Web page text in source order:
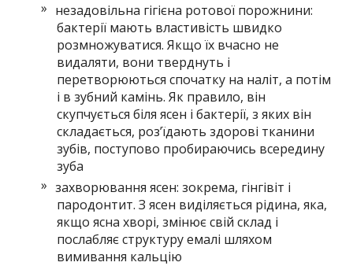
незадовільна гігієна ротової порожнини:
бактерії мають властивість швидко
розмножуватися. Якщо їх вчасно не
видаляти, вони тверднуть і
перетворюються спочатку на наліт, а потім
і в зубний камінь. Як правило, він
скупчується біля ясен і бактерії, з яких він
складається, роз’їдають здорові тканини
зубів, поступово пробираючись всередину
зуба
захворювання ясен: зокрема, гінгівіт і
пародонтит. З ясен виділяється рідина, яка,
якщо ясна хворі, змінює свій склад і
послабляє структуру емалі шляхом
вимивання кальцію